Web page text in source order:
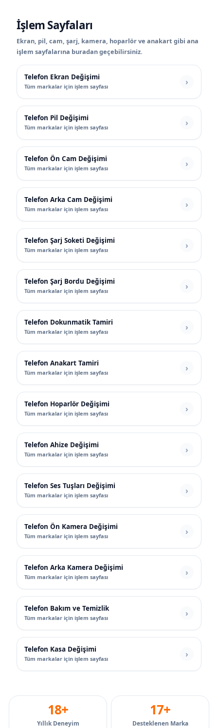
İşlem Sayfaları
Ekran, pil, cam, şarj, kamera, hoparlör ve anakart gibi ana
işlem sayfalarına buradan geçebilirsiniz.
Telefon Ekran Değişimi
Tüm markalar için işlem sayfası
Telefon Pil Değişimi
Tüm markalar için işlem sayfası
Telefon Ön Cam Değişimi
Tüm markalar için işlem sayfası
Telefon Arka Cam Değişimi
Tüm markalar için işlem sayfası
Telefon Şarj Soketi Değişimi
Tüm markalar için işlem sayfası
Telefon Şarj Bordu Değişimi
Tüm markalar için işlem sayfası
Telefon Dokunmatik Tamiri
Tüm markalar için işlem sayfası
Telefon Anakart Tamiri
Tüm markalar için işlem sayfası
Telefon Hoparlör Değişimi
Tüm markalar için işlem sayfası
Telefon Ahize Değişimi
Tüm markalar için işlem sayfası
Telefon Ses Tuşları Değişimi
Tüm markalar için işlem sayfası
Telefon Ön Kamera Değişimi
Tüm markalar için işlem sayfası
Telefon Arka Kamera Değişimi
Tüm markalar için işlem sayfası
Telefon Bakım ve Temizlik
Tüm markalar için işlem sayfası
Telefon Kasa Değişimi
Tüm markalar için işlem sayfası
18+
Yıllık Deneyim
17+
Desteklenen Marka